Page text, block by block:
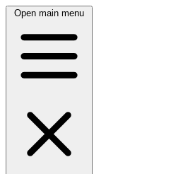
Open main menu